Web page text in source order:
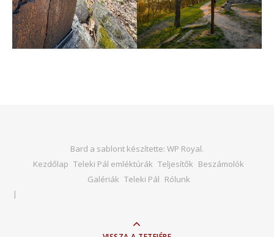
Bard a sablont készítette: WP Royal.
Kezdőlap Teleki Pál emléktúrák Teljesítők Beszámolók
Galériák Teleki Pál Rólunk